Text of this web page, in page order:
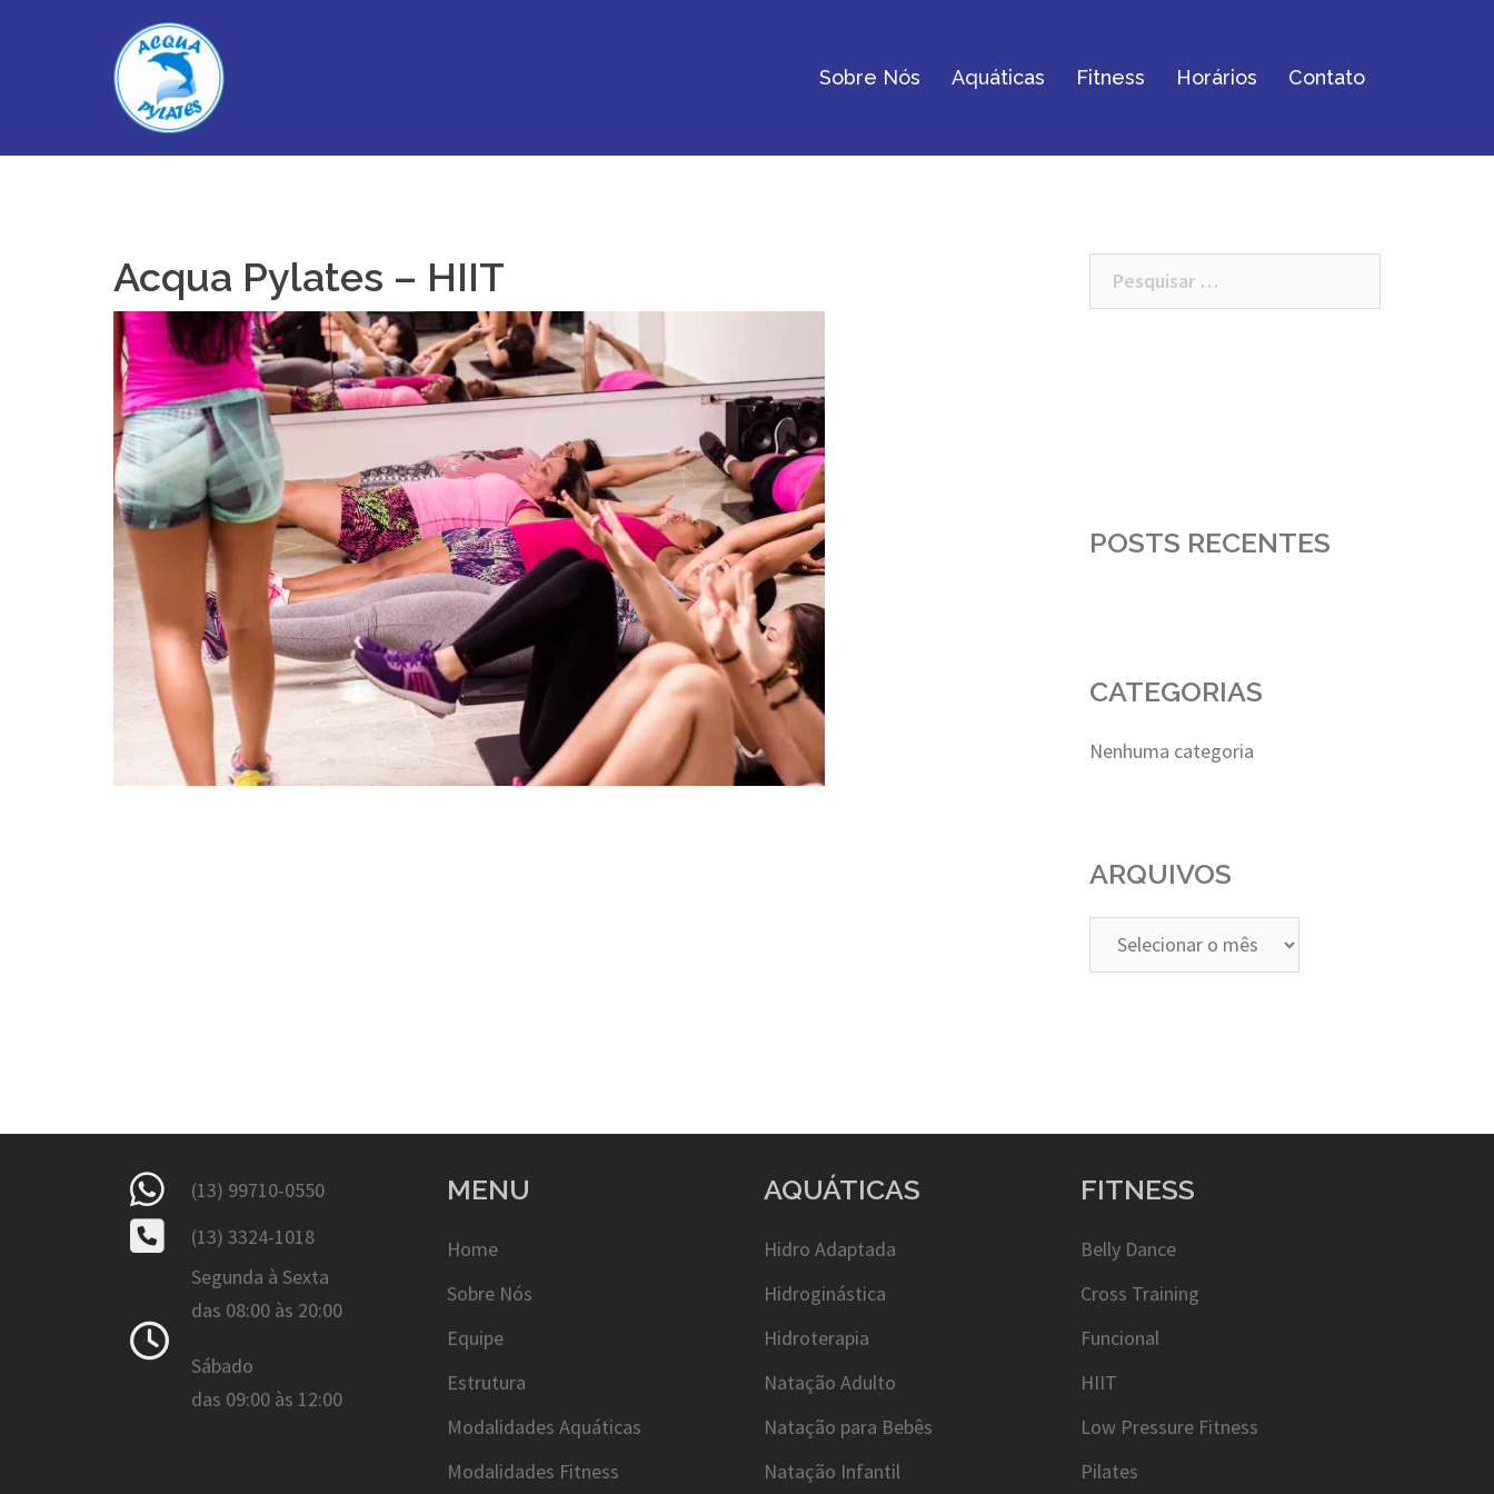
Sobre Nós Aquáticas Fitness Horários Contato
Acqua Pylates – HIIT
Pesquisar
por:
POSTS RECENTES
CATEGORIAS
Nenhuma categoria
ARQUIVOS
Arquivos
(13) 99710-0550
(13) 3324-1018
Segunda à Sexta
das 08:00 às 20:00
Sábado
das 09:00 às 12:00
MENU
Home
Sobre Nós
Equipe
Estrutura
Modalidades Aquáticas
Modalidades Fitness
AQUÁTICAS
Hidro Adaptada
Hidroginástica
Hidroterapia
Natação Adulto
Natação para Bebês
Natação Infantil
FITNESS
Belly Dance
Cross Training
Funcional
HIIT
Low Pressure Fitness
Pilates